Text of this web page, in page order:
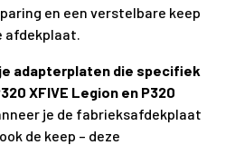
en een verstelbare keep
afdekplaat.
adapterplaten die specifiek
XFIVE Legion en P320
je de fabrieksafdekplaat
de keep – deze